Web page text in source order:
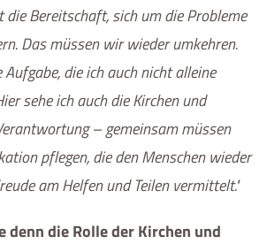
Bereitschaft, sich um die Probleme
Das müssen wir wieder umkehren.
die ich auch nicht alleine
sehe ich auch die Kirchen und
– gemeinsam müssen
pflegen, die den Menschen wieder
am Helfen und Teilen vermittelt.
denn die Rolle der Kirchen und